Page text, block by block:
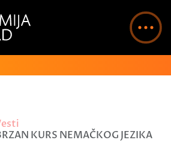
KURS NEMAČKOG JEZIKA